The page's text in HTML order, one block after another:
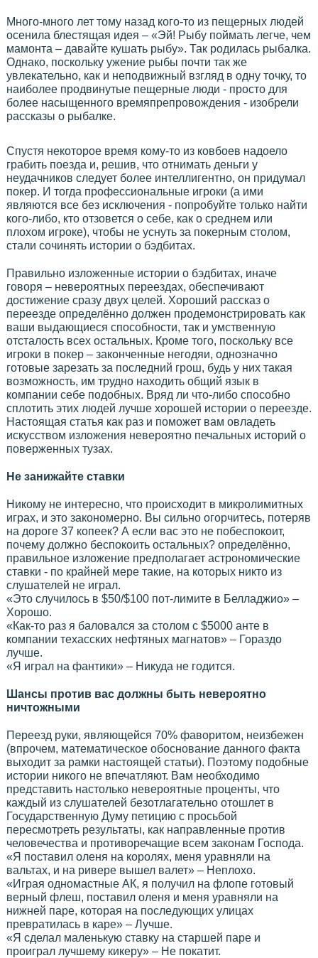
Много-много лет тому назад кого-то из пещерных людей
осенила блестящая идея – «Эй! Рыбу поймать легче, чем
мамонта – давайте кушать рыбу». Так родилась рыбалка.
Однако, поскольку ужение рыбы почти так же
увлекательно, как и неподвижный взгляд в одну точку, то
наиболее продвинутые пещерные люди - просто для
более насыщенного времяпрепровождения - изобрели
рассказы о рыбалке.
Спустя некоторое время кому-то из ковбоев надоело
грабить поезда и, решив, что отнимать деньги у
неудачников следует более интеллигентно, он придумал
покер. И тогда профессиональные игроки (а ими
являются все без исключения - попробуйте только найти
кого-либо, кто отзовется о себе, как о среднем или
плохом игроке), чтобы не уснуть за покерным столом,
стали сочинять истории о бэдбитах.
Правильно изложенные истории о бэдбитах, иначе
говоря – невероятных переездах, обеспечивают
достижение сразу двух целей. Хороший рассказ о
переезде определённо должен продемонстрировать как
ваши выдающиеся способности, так и умственную
отсталость всех остальных. Кроме того, поскольку все
игроки в покер – законченные негодяи, однозначно
готовые зарезать за последний грош, будь у них такая
возможность, им трудно находить общий язык в
компании себе подобных. Вряд ли что-либо способно
сплотить этих людей лучше хорошей истории о переезде.
Настоящая статья как раз и поможет вам овладеть
искусством изложения невероятно печальных историй о
поверженных тузах.
Не занижайте ставки
Никому не интересно, что происходит в микролимитных
играх, и это закономерно. Вы сильно огорчитесь, потеряв
на дороге 37 копеек? А если вас это не побеспокоит,
почему должно беспокоить остальных? определённо,
правильное изложение предполагает астрономические
ставки - по крайней мере такие, на которых никто из
слушателей не играл.
«Это случилось в $50/$100 пот-лимите в Белладжио» –
Хорошо.
«Как-то раз я баловался за столом с $5000 анте в
компании техасских нефтяных магнатов» – Гораздо
лучше.
«Я играл на фантики» – Никуда не годится.
Шансы против вас должны быть невероятно
ничтожными
Переезд руки, являющейся 70% фаворитом, неизбежен
(впрочем, математическое обоснование данного факта
выходит за рамки настоящей статьи). Поэтому подобные
истории никого не впечатляют. Вам необходимо
представить настолько невероятные проценты, что
каждый из слушателей безотлагательно отошлет в
Государственную Думу петицию с просьбой
пересмотреть результаты, как направленные против
человечества и противоречащие всем законам Господа.
«Я поставил оленя на королях, меня уравняли на
вальтах, и на ривере вышел валет» – Неплохо.
«Играя одномастные АК, я получил на флопе готовый
верный флеш, поставил оленя и меня уравняли на
нижней паре, которая на последующих улицах
превратилась в каре» – Лучше.
«Я сделал маленькую ставку на старшей паре и
проиграл лучшему кикеру» – Не покатит.